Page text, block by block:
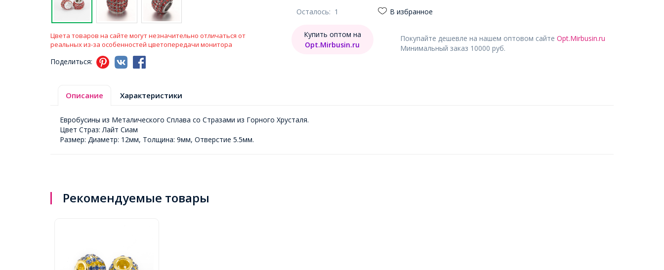
Цвета товаров на сайте могут незначительно отличаться от
реальных из-за особенностей цветопередачи монитора
Поделиться:
Осталось: 1 В избранное
Покупайте дешевле на нашем оптовом сайте Opt.Mirbusin.ru
Минимальный заказ 10000 руб.
Купить оптом на
Opt.Mirbusin.ru
Описание Характеристики
Евробусины из Металического Сплава со Стразами из Горного Хрусталя.
Цвет Страз: Лайт Сиам
Размер: Диаметр: 12мм, Толщина: 9мм, Отверстие 5.5мм.
Рекомендуемые товары